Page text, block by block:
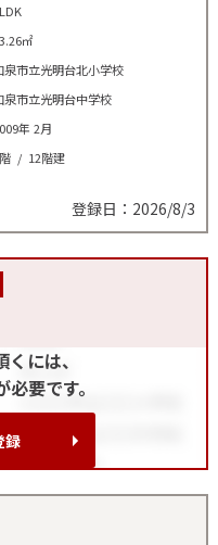
㎡
泉市立光明台北小学校
泉市立光明台中学校
年 2月
/ 12階建
登録日：2026/8/3
には、
要です。
録